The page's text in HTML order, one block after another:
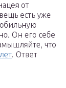
от
есть уже
Он его себе
что
. Ответ